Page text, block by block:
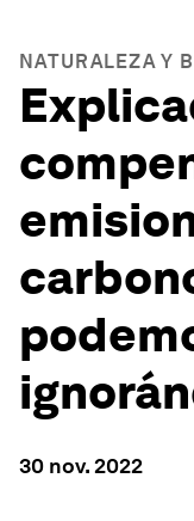
NATURALEZA Y
30 nov. 2022